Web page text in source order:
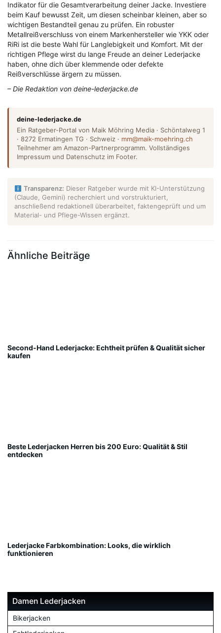
Indikator für die Gesamtverarbeitung deiner Jacke. Investiere
beim Kauf bewusst Zeit, um diesen scheinbar kleinen, aber so
wichtigen Bestandteil genau zu prüfen. Ein robuster
Metallreißverschluss von einem Markenhersteller wie YKK oder
RiRi ist die beste Wahl für Langlebigkeit und Komfort. Mit der
richtigen Pflege wirst du lange Freude an deiner Lederjacke
haben, ohne dich über klemmende oder defekte
Reißverschlüsse ärgern zu müssen.
– Die Redaktion von deine-lederjacke.de
deine-lederjacke.de
Ein Ratgeber-Portal von Maik Möhring Media · Schöntalweg 1
· 8272 Ermatingen TG · Schweiz · mm@maik-moehring.ch
Teilnehmer am Amazon-Partnerprogramm. Vollständiges
Impressum und Datenschutz im Footer.
Transparenz: Dieser Ratgeber wurde mit KI-Unterstützung
(Claude, Gemini) recherchiert und vorstrukturiert,
anschließend redaktionell überarbeitet, faktengeprüft und um
Material- und Pflege-Wissen ergänzt.
Ähnliche Beiträge
Second-Hand Lederjacke: Echtheit prüfen & Qualität sicher
kaufen
Beste Lederjacken Herren bis 200 Euro: Qualität & Stil
entdecken
Lederjacke Farbkombination: Looks, die wirklich
funktionieren
Damen Lederjacken
Bikerjacken